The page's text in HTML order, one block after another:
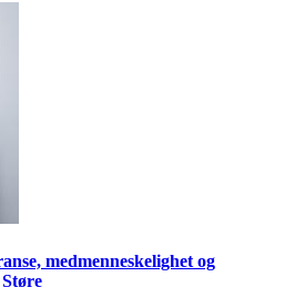
medmenneskelighet og